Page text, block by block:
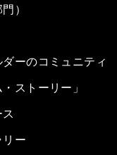
）
ーのコミュニティ
ストーリー」
リー